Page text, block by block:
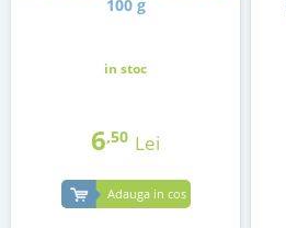
100 g
in stoc
6,50 Lei
Adauga in cos